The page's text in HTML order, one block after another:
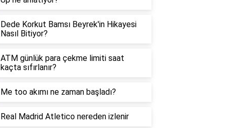
Dede Korkut Bamsı Beyrek'in Hikayesi
Nasıl Bitiyor?
ATM günlük para çekme limiti saat
kaçta sıfırlanır?
Me too akımı ne zaman başladı?
Real Madrid Atletico nereden izlenir